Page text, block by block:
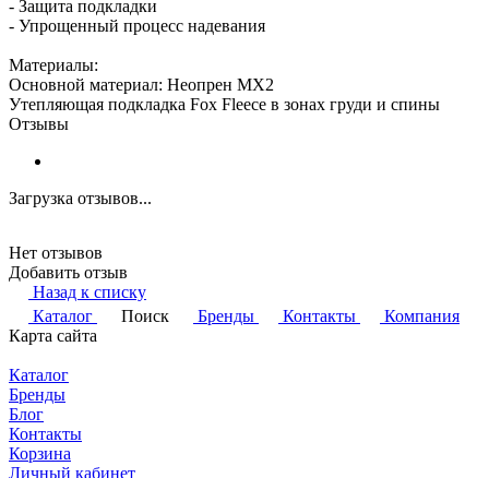
- Защита подкладки
- Упрощенный процесс надевания
Материалы:
Основной материал: Неопрен MX2
Утепляющая подкладка Fox Fleece в зонах груди и спины
Отзывы
Загрузка отзывов...
Нет отзывов
Добавить отзыв
Назад к списку
Каталог
Поиск Бренды Контакты
Компания
Карта сайта
Каталог
Бренды
Блог
Контакты
Корзина
Личный кабинет